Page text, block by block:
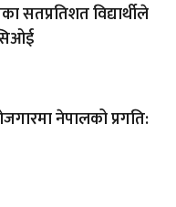
सतप्रतिशत विद्यार्थीले
नेपालको प्रगति: